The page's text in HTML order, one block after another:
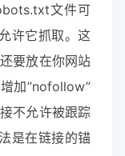
文件可
许它抓取。这
要放在你网站
加”nofollow”
不允许被跟踪
是在链接的锚